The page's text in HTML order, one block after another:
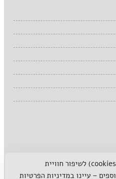
אנו משתמשים ב"קבצי עוגיות" (cookies) לשיפור חוויית
– עיינו במדיניות הפרטיות